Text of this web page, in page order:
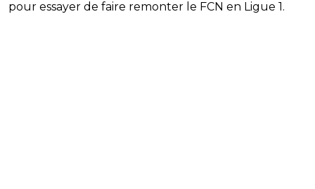
pour essayer de faire remonter le FCN en Ligue 1.